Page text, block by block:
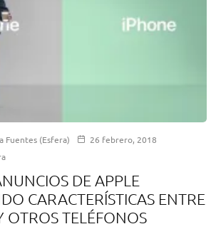
Fuentes (Esfera)
26 febrero, 2018
DE APPLE
CARACTERÍSTICAS ENTRE
OTROS TELÉFONOS